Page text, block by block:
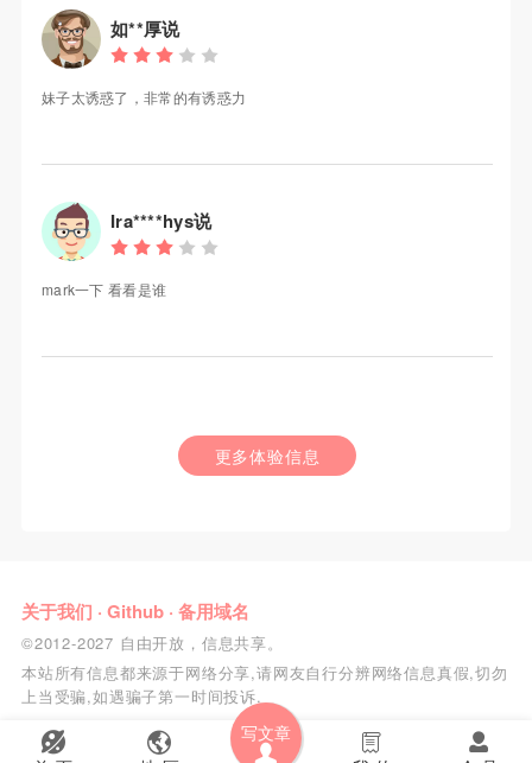
写文章
如**厚说
妹子太诱惑了，非常的有诱惑力
Ira****hys说
mark一下 看看是谁
更多体验信息
关于我们 · Github· 备用域名
©2012-2027 自由开放，信息共享。
本站所有信息都来源于网络分享,请网友自行分辨网络信息真假,切勿
上当受骗,如遇骗子第一时间投诉.